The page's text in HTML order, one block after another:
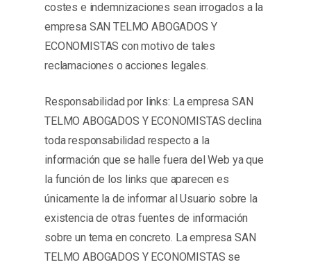
costes e indemnizaciones sean irrogados a la
empresa SAN TELMO ABOGADOS Y
ECONOMISTAS con motivo de tales
reclamaciones o acciones legales.
Responsabilidad por links: La empresa SAN
TELMO ABOGADOS Y ECONOMISTAS declina
toda responsabilidad respecto a la
información que se halle fuera del Web ya que
la función de los links que aparecen es
únicamente la de informar al Usuario sobre la
existencia de otras fuentes de información
sobre un tema en concreto. La empresa SAN
TELMO ABOGADOS Y ECONOMISTAS se